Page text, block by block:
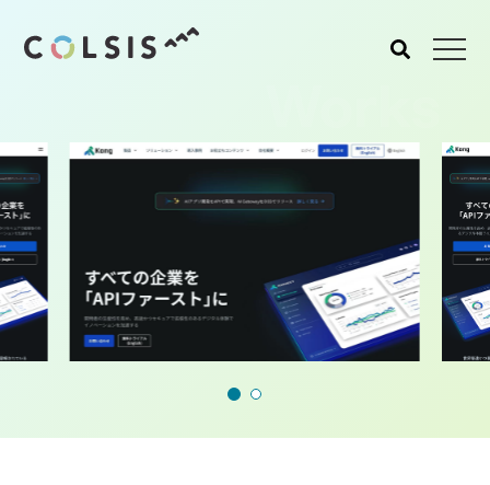
MENU
About us
コルシスについて
Service
サービス
ウェブサイト･システム構
築
CMSソリューション
システムインテグレーショ